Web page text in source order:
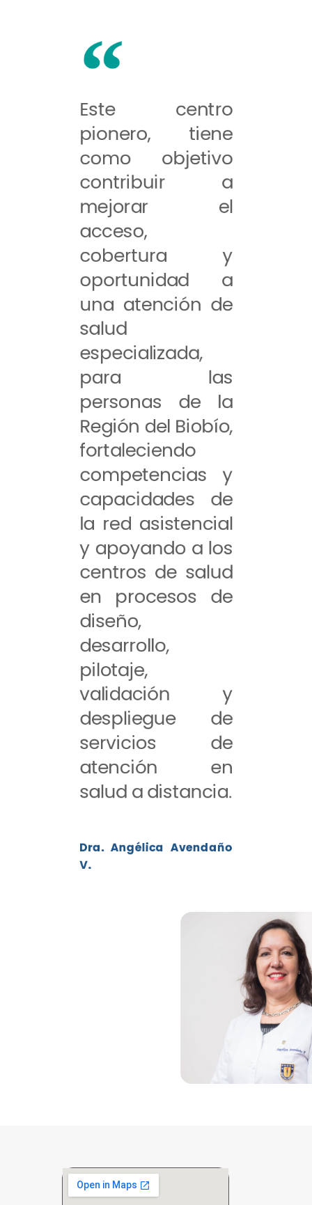
Este centro
pionero, tiene
como objetivo
contribuir a
mejorar el
acceso,
cobertura y
oportunidad a
una atención de
salud
especializada,
para las
personas de la
Región del Biobío,
fortaleciendo
competencias y
capacidades de
la red asistencial
y apoyando a los
centros de salud
en procesos de
diseño,
desarrollo,
pilotaje,
validación y
despliegue de
servicios de
atención en
salud a distancia.
Dra. Angélica Avendaño
V.